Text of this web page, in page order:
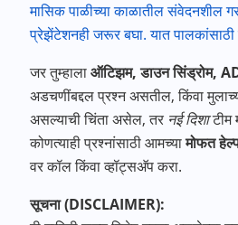
मासिक पाळीच्या काळातील संवेदनशील
प्रेझेंटेशनही जरूर बघा. यात
जर तुम्हालाऑटिझम, डाउन सिंड्रोम,
अडचणींबद्दल प्रश्न असतील, किंवा
असल्याची चिंता असेल, तर नई दिशाटीम
कोणत्याही प्रश्नांसाठी आमच्यामोफत
वर कॉल किंवा व्हॉट्सअ‍ॅप करा.
सूचना (DISCLAIMER):